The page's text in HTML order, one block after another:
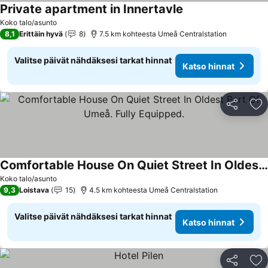
Koko talo/asunto
Private apartment in Innertavle
8,1 Erittäin hyvä 8 7.5 km kohteesta Umeå Centralstation
Valitse päivät nähdäksesi tarkat hinnat
Katso hinnat
Jaa
Koko talo/asunto
Comfortable House On Quiet Street In Oldest Part Of Umeå. Fully Equipped.
9,3 Loistava 15 4.5 km kohteesta Umeå Centralstation
Valitse päivät nähdäksesi tarkat hinnat
Katso hinnat
Jaa